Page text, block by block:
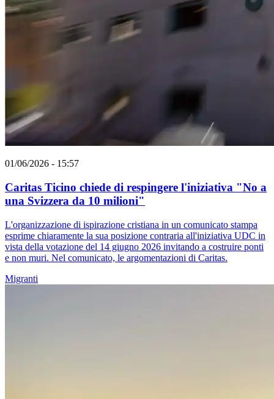
01/06/2026 - 15:57
Caritas Ticino chiede di respingere l'iniziativa "No a
una Svizzera da 10 milioni"
L'organizzazione di ispirazione cristiana in un comunicato stampa
esprime chiaramente la sua posizione contraria all'iniziativa UDC in
vista della votazione del 14 giugno 2026 invitando a costruire ponti
e non muri. Nel comunicato, le argomentazioni di Caritas.
Migranti